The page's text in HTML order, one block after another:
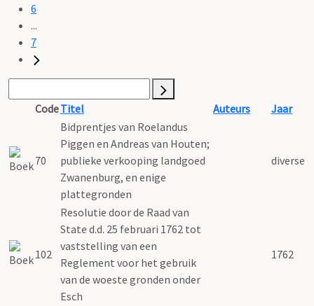
6
...
7
CodeTitel Auteurs Jaar
70
Bidprentjes van Roelandus
Piggen en Andreas van Houten;
publieke verkooping landgoed
Zwanenburg, en enige
plattegronden
diverse
102
Resolutie door de Raad van
State d.d. 25 februari 1762 tot
vaststelling van een
Reglement voor het gebruik
van de woeste gronden onder
Esch
1762